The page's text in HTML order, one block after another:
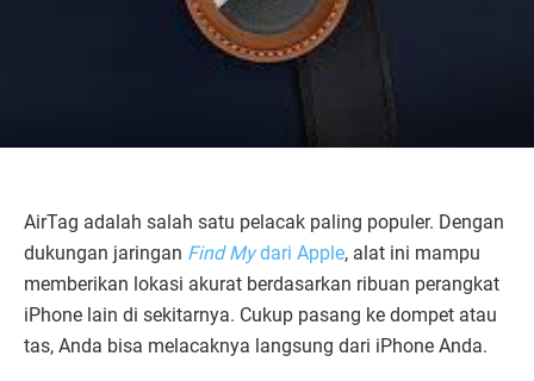
AirTag adalah salah satu pelacak paling populer. Dengan
dukungan jaringan Find Mydari Apple, alat ini mampu
memberikan lokasi akurat berdasarkan ribuan perangkat
iPhone lain di sekitarnya. Cukup pasang ke dompet atau
tas, Anda bisa melacaknya langsung dari iPhone Anda.